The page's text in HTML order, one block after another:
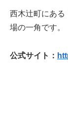
西木辻町にある
場の一角です。
公式サイト：